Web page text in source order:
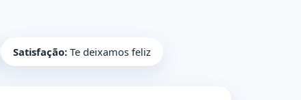
Satisfação: Te deixamos feliz